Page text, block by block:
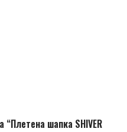
шапка SHIVER